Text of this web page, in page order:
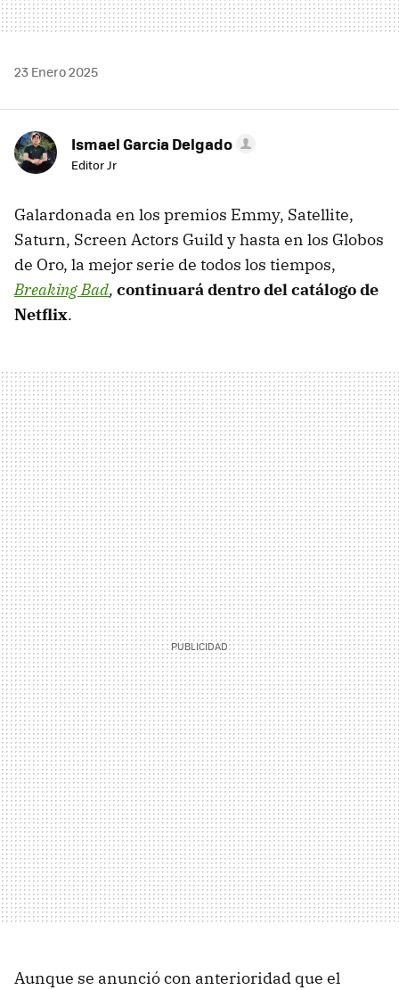
23 Enero 2025
Ismael Garcia Delgado
Editor Jr
Galardonada en los premios Emmy, Satellite,
Saturn, Screen Actors Guild y hasta en los Globos
de Oro, la mejor serie de todos los tiempos,
Breaking Bad, continuará dentro del catálogo de
Netflix.
Aunque se anunció con anterioridad que el